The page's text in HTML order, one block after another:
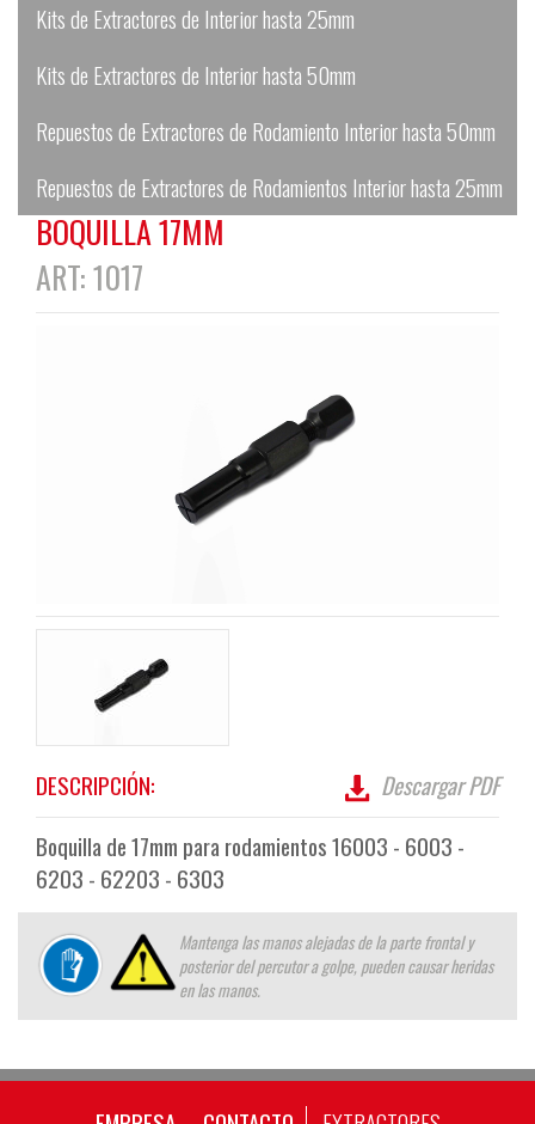
Kits de Extractores de Interior hasta 25mm
Kits de Extractores de Interior hasta 50mm
Repuestos de Extractores de Rodamiento Interior hasta 50mm
Repuestos de Extractores de Rodamientos Interior hasta 25mm
BOQUILLA 17MM
ART: 1017
DESCRIPCIÓN:
Descargar PDF
Boquilla de 17mm para rodamientos 16003 - 6003 -
6203 - 62203 - 6303
Mantenga las manos alejadas de la parte frontal y
posterior del percutor a golpe, pueden causar heridas
en las manos.